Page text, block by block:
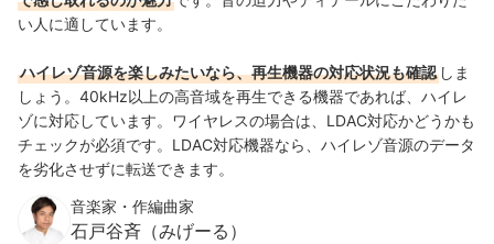
い人に適しています。
ハイレゾ音源を楽しみたいなら、再生機器の対応状況も確認 しま
しょう。40kHz以上の高音域を再生できる機器であれば、ハイレ
ゾに対応しています。
ワイヤレスの場合は、LDAC対応かどうかも
チェックが必須です。LDAC対応機器なら、 ハイレゾ音源のデータ
を劣化させずに転送できます。
音楽家・作編曲家
石戸谷斉（みげーる）